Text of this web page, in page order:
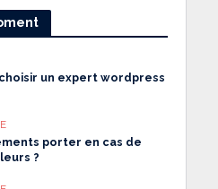
un expert wordpress
porter en cas de
?